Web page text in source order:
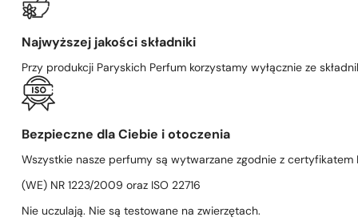
Najwyższej jakości składniki
Przy produkcji Paryskich Perfum korzystamy wyłącznie ze
Bezpieczne dla Ciebie i otoczenia
Wszystkie nasze perfumy są wytwarzane zgodnie z certyfikatem
(WE) NR 1223/2009 oraz ISO 22716
Nie uczulają. Nie są testowane na zwierzętach.